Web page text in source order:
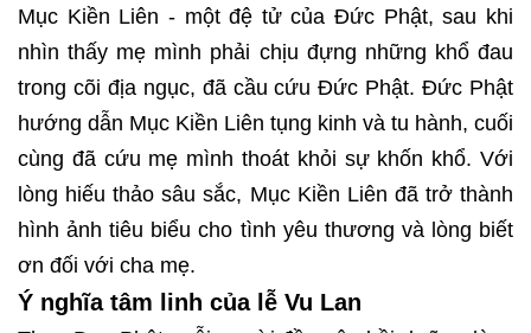
Mục Kiền Liên - một đệ tử của Đức Phật, sau khi
nhìn thấy mẹ mình phải chịu đựng những khổ đau
trong cõi địa ngục, đã cầu cứu Đức Phật. Đức Phật
hướng dẫn Mục Kiền Liên tụng kinh và tu hành, cuối
cùng đã cứu mẹ mình thoát khỏi sự khốn khổ. Với
lòng hiếu thảo sâu sắc, Mục Kiền Liên đã trở thành
hình ảnh tiêu biểu cho tình yêu thương và lòng biết
ơn đối với cha mẹ.
Ý nghĩa tâm linh của lễ Vu Lan